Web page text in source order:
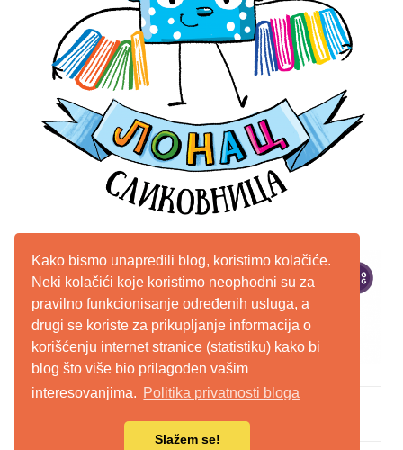
Kako bismo unapredili blog, koristimo kolačiće.
Neki kolačići koje koristimo neophodni su za
pravilno funkcionisanje određenih usluga, a
drugi se koriste za prikupljanje informacija o
korišćenju internet stranice (statistiku) kako bi
blog što više bio prilagođen vašim
interesovanjima. Politika privatnosti bloga
Slažem se!